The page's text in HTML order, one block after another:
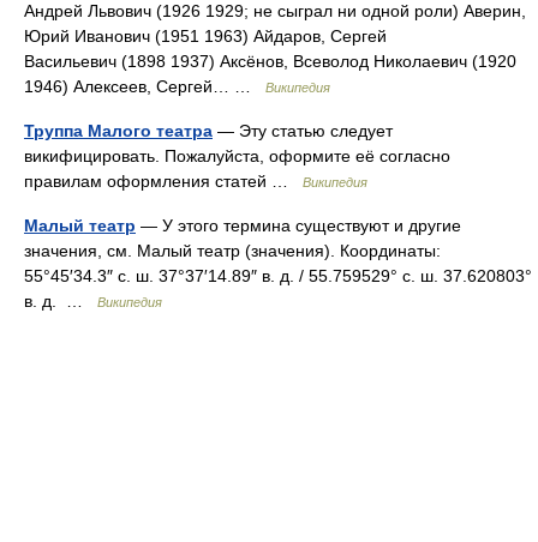
Андрей Львович (1926 1929; не сыграл ни одной роли) Аверин,
Юрий Иванович (1951 1963) Айдаров, Сергей
Васильевич (1898 1937) Аксёнов, Всеволод Николаевич (1920
1946) Алексеев, Сергей… …
Википедия
Труппа Малого театра — Эту статью следует
викифицировать. Пожалуйста, оформите её согласно
правилам оформления статей …
Википедия
Малый театр — У этого термина существуют и другие
значения, см. Малый театр (значения). Координаты:
55°45′34.3″ с. ш. 37°37′14.89″ в. д. / 55.759529° с. ш. 37.620803°
в. д. …
Википедия